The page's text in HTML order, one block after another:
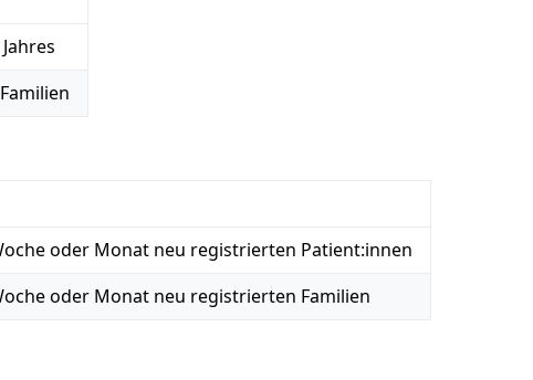
oder Monat neu registrierten Patient:innen
oder Monat neu registrierten Familien